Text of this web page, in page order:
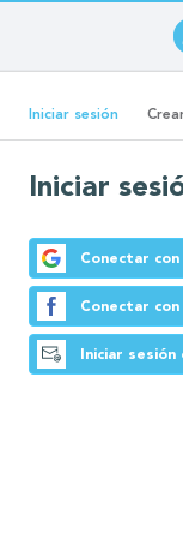
al
contenido
principal
Solapas
Iniciar sesión (solapa
activa)
Iniciar
Conectar con
Conectar con
Iniciar sesión